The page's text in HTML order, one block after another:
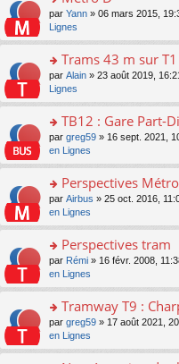
ré
e
pl
ré
c
nt
e
n
o
n
lu
pl
ré
c
e
nt
s
s
e
n
o
n
lu
pl
ré
c
e
nt
er
le
m
e
s
s
a
n
o
n
lu
le
u
c
e
nt
o
s
er
le
m
e
s
s
a
n
o
n
lu
le
u
c
e
nt
par Yann » 06 mars 2015,
Lignes
o
s
er
le
m
e
s
s
a
n
o
n
lu
le
u
Trams 43 m sur
par Alain » 23 août 2019,
Lignes
o
n
s
er
le
m
e
s
s
a
n
o
n
lu
TB12 : Gare Part-
par greg59 » 16 sept. 2021,
en Lignes
o
n
s
er
le
m
e
s
s
a
Perspectives Métro
par Airbus » 25 oct. 2016,
en Lignes
o
n
s
er
le
m
e
Perspectives tram
par Rémi » 16 févr. 2008,
en Lignes
o
n
s
Tramway T9 :
par greg59 » 17 août 2021,
en Lignes